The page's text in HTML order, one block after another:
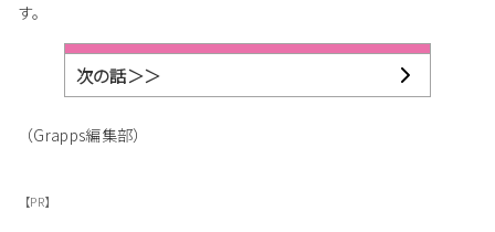
す。
次の話＞＞
（Grapps編集部）
【PR】